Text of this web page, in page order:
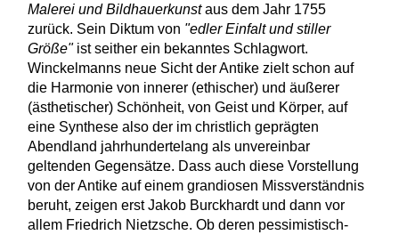
Malerei und Bildhauerkunstaus dem Jahr 1755
zurück. Sein Diktum von "edler Einfalt und stiller
Größe"ist seither ein bekanntes Schlagwort.
Winckelmanns neue Sicht der Antike zielt schon auf
die Harmonie von innerer (ethischer) und äußerer
(ästhetischer) Schönheit, von Geist und Körper, auf
eine Synthese also der im christlich geprägten
Abendland jahrhundertelang als unvereinbar
geltenden Gegensätze. Dass auch diese Vorstellung
von der Antike auf einem grandiosen Missverständnis
beruht, zeigen erst Jakob Burckhardt und dann vor
allem Friedrich Nietzsche. Ob deren pessimistisch-